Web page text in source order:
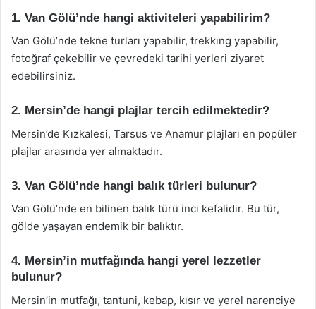
1. Van Gölü’nde hangi aktiviteleri yapabilirim?
Van Gölü’nde tekne turları yapabilir, trekking yapabilir,
fotoğraf çekebilir ve çevredeki tarihi yerleri ziyaret
edebilirsiniz.
2. Mersin’de hangi plajlar tercih edilmektedir?
Mersin’de Kızkalesi, Tarsus ve Anamur plajları en popüler
plajlar arasında yer almaktadır.
3. Van Gölü’nde hangi balık türleri bulunur?
Van Gölü’nde en bilinen balık türü inci kefalidir. Bu tür,
gölde yaşayan endemik bir balıktır.
4. Mersin’in mutfağında hangi yerel lezzetler
bulunur?
Mersin’in mutfağı, tantuni, kebap, kısır ve yerel narenciye